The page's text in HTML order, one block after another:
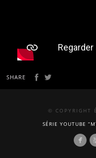
SHARE
© COPYRIGHT
SÉRIE YOUTUBE